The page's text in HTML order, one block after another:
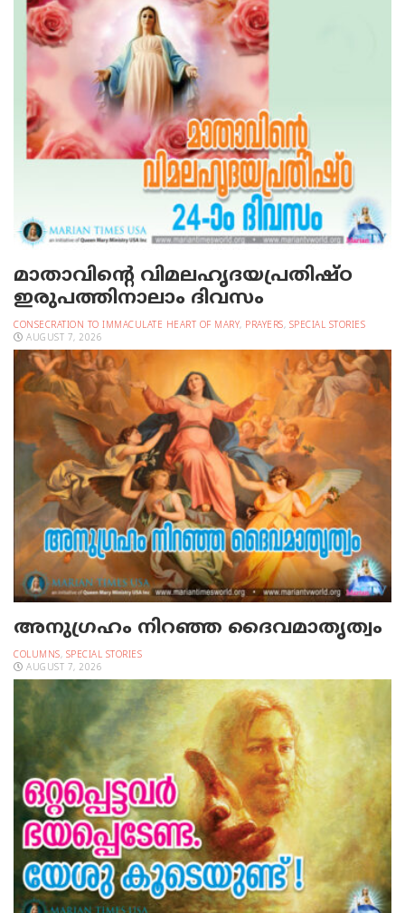
മാതാവിന്റെ വിമലഹൃദയപ്രതിഷ്ഠ
ഇരുപത്തിനാലാം ദിവസം
CONSECRATION TO IMMACULATE HEART OF MARY, PRAYERS, SPECIAL STORIES
AUGUST 7, 2026
അനുഗ്രഹം നിറഞ്ഞ ദൈവമാതൃത്വം
COLUMNS, SPECIAL STORIES
AUGUST 7, 2026